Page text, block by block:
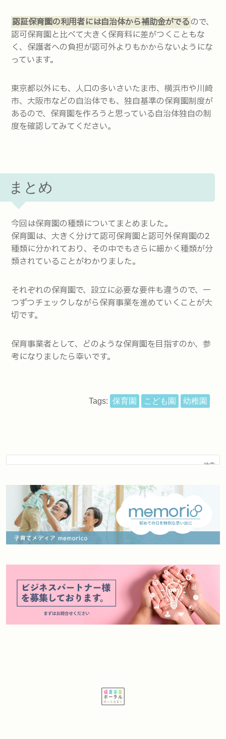
認証保育園の利用者には自治体から補助金がでるので、
認可保育園と比べて大きく保育料に差がつくこともな
く、保護者への負担が認可外よりもかからないようにな
っています。
東京都以外にも、人口の多いさいたま市、横浜市や川崎
市、大阪市などの自治体でも、独自基準の保育園制度が
あるので、保育園を作ろうと思っている自治体独自の制
度を確認してみてください。
まとめ
今回は保育園の種類についてまとめました。
保育園は、大きく分けて認可保育園と認可外保育園の2
種類に分かれており、その中でもさらに細かく種類が分
類されていることがわかりました。
それぞれの保育園で、設立に必要な要件も違うので、一
つずつチェックしながら保育事業を進めていくことが大
切です。
保育事業者として、どのような保育園を目指すのか、参
考になりましたら幸いです。
Tags: 保育園 こども園 幼稚園
検索